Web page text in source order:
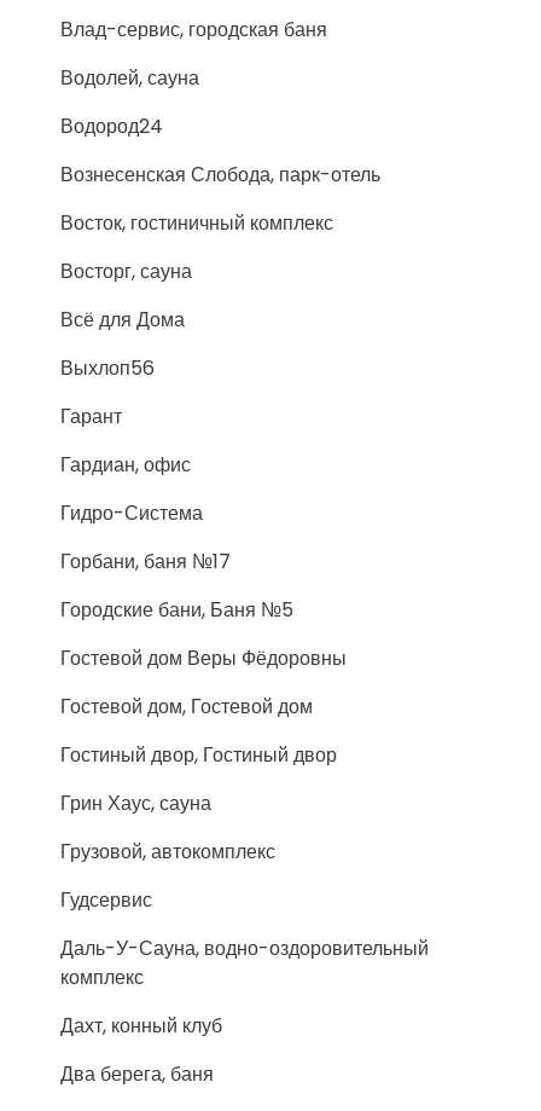
Влад-сервис, городская баня
Водолей, сауна
Водород24
Вознесенская Слобода, парк-отель
Восток, гостиничный комплекс
Восторг, сауна
Всё для Дома
Выхлоп56
Гарант
Гардиан, офис
Гидро-Система
Горбани, баня №17
Городские бани, Баня №5
Гостевой дом Веры Фёдоровны
Гостевой дом, Гостевой дом
Гостиный двор, Гостиный двор
Грин Хаус, сауна
Грузовой, автокомплекс
Гудсервис
Даль-У-Сауна, водно-оздоровительный
комплекс
Дахт, конный клуб
Два берега, баня